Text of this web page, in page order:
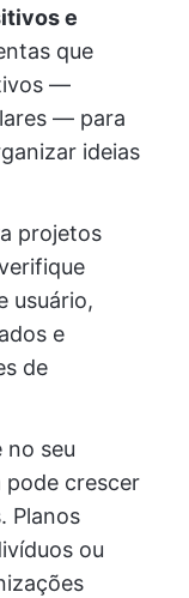
e
que
—
— para
ideias
projetos
usuário,
e
de
no seu
pode crescer
Planos
ou